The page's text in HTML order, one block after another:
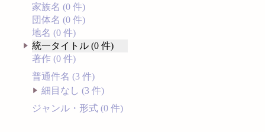
家族名 (0 件)
団体名 (0 件)
地名 (0 件)
統一タイトル (0 件)
著作 (0 件)
普通件名 (3 件)
細目なし (3 件)
ジャンル・形式 (0 件)